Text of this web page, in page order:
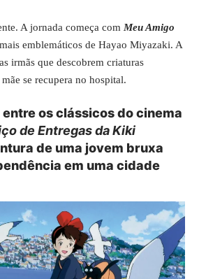
A jornada começa com Meu Amigo
emblemáticos de Hayao Miyazaki. A
irmãs que descobrem criaturas
se recupera no hospital.
os clássicos do cinema
de Entregas da Kiki
de uma jovem bruxa
em uma cidade